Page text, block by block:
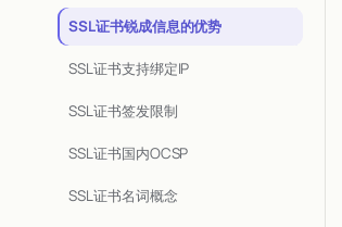
SSL证书锐成信息的优势
SSL证书支持绑定IP
SSL证书签发限制
SSL证书国内OCSP
SSL证书名词概念